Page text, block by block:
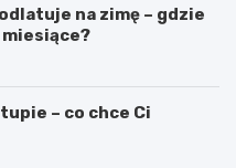
na zimę – gdzie
miesiące?
– co chce Ci